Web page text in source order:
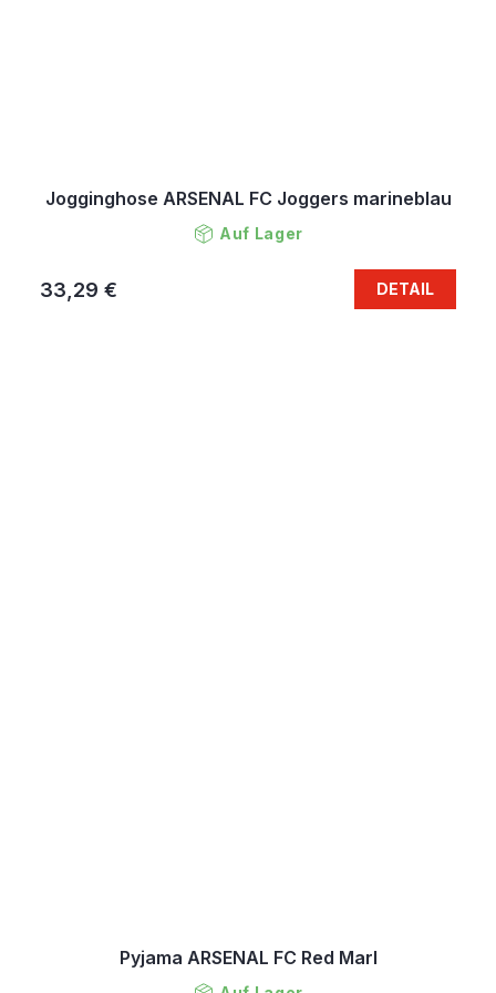
Jogginghose ARSENAL FC Joggers marineblau
Auf Lager
33,29 € DETAIL
Pyjama ARSENAL FC Red Marl